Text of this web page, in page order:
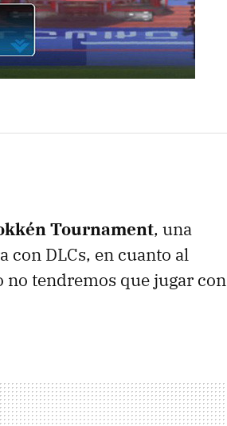
Tournament, una
con DLCs, en cuanto al
no tendremos que jugar con